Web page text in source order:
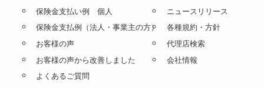
保険金支払い例 個人
保険金支払例（法人・事業主の方）
お客様の声
お客様の声から改善しました
よくあるご質問
ニュースリリース
各種規約・方針
代理店検索
会社情報